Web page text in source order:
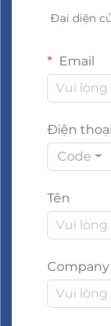
Đại diện
Email
Điện
Code
Tên